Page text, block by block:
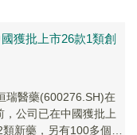
獲批上市26款1類創
瑞醫藥(600276.SH)在
公司已在中國獲批上
新藥，另有100多個自